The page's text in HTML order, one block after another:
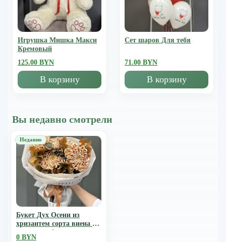
Игрушка Мишка Mакси
Кремовый
125.00 BYN
В корзину
Сет шаров Для тебя
71.00 BYN
В корзину
Вы недавно смотрели
Букет Дух Осени из
хризантем сорта виена и
листьев дуба
0 BYN